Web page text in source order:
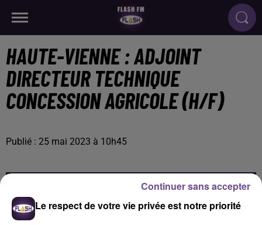
HAUTE-VIENNE : ADJOINT
DIRECTEUR TECHNIQUE
CONCESSION AGRICOLE (H/F)
Publié : 25 mai 2023 à 10h45
Le respect de votre vie privée est notre priorité
Continuer sans accepter